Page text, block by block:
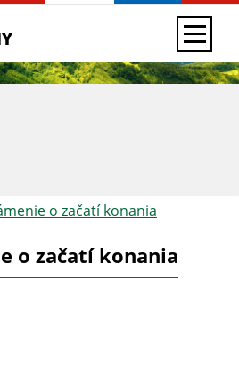
o začatí konania
o začatí konania